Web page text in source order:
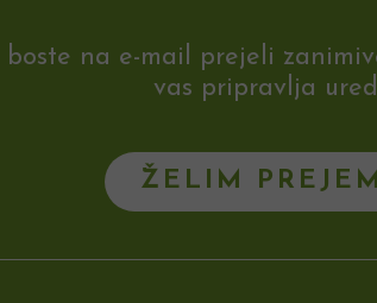
boste na e-mail prejeli
vas pripravlja
ŽELIM